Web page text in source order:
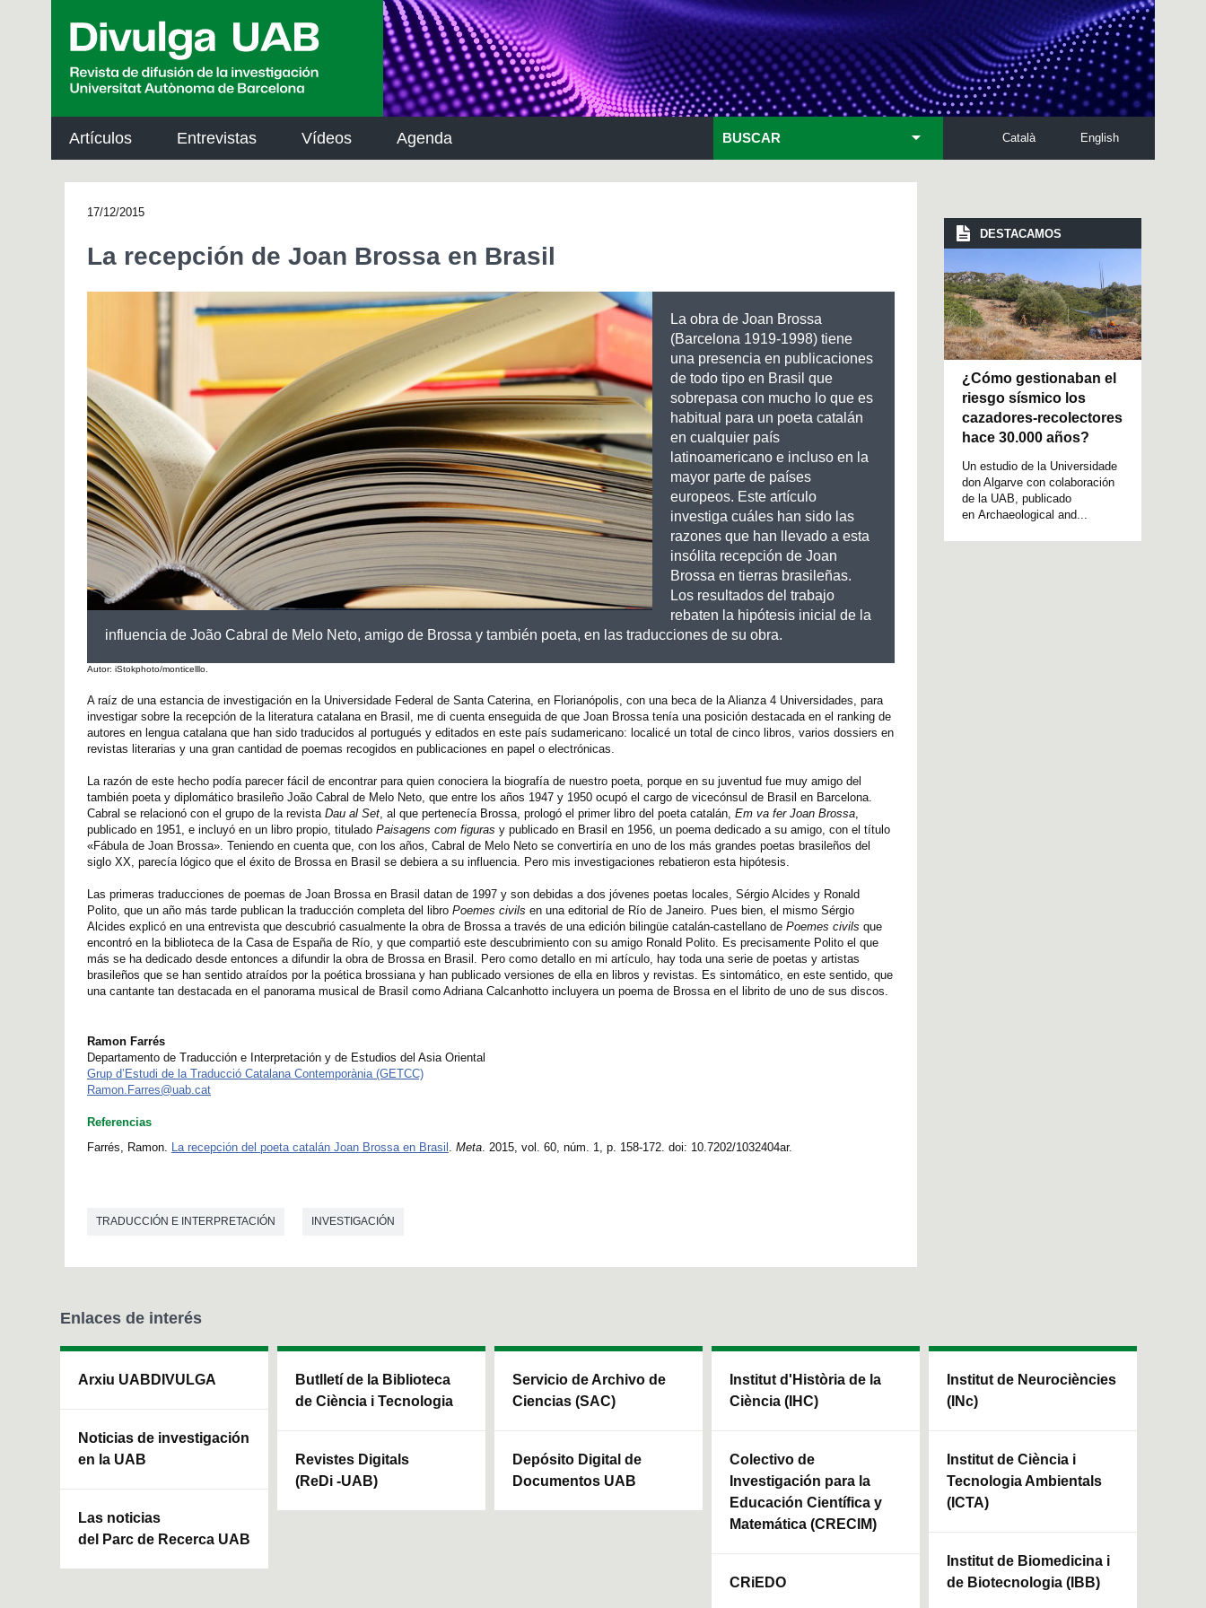
Artículos Entrevistas Vídeos Agenda English
Català
BUSCAR
17/12/2015
La recepción de Joan Brossa en Brasil
La obra de Joan Brossa
(Barcelona 1919-1998) tiene
una presencia en publicaciones
de todo tipo en Brasil que
sobrepasa con mucho lo que es
habitual para un poeta catalán
en cualquier país
latinoamericano e incluso en la
mayor parte de países
europeos. Este artículo
investiga cuáles han sido las
razones que han llevado a esta
insólita recepción de Joan
Brossa en tierras brasileñas.
Los resultados del trabajo
rebaten la hipótesis inicial de la
influencia de João Cabral de Melo Neto, amigo de Brossa y también poeta, en las traducciones de su obra.
Autor: iStokphoto/monticelllo.
A raíz de una estancia de investigación en la Universidade Federal de Santa Caterina, en Florianópolis, con una beca de la Alianza 4 Universidades, para
investigar sobre la recepción de la literatura catalana en Brasil, me di cuenta enseguida de que Joan Brossa tenía una posición destacada en el ranking de
autores en lengua catalana que han sido traducidos al portugués y editados en este país sudamericano: localicé un total de cinco libros, varios dossiers en
revistas literarias y una gran cantidad de poemas recogidos en publicaciones en papel o electrónicas.
La razón de este hecho podía parecer fácil de encontrar para quien conociera la biografía de nuestro poeta, porque en su juventud fue muy amigo del
también poeta y diplomático brasileño João Cabral de Melo Neto, que entre los años 1947 y 1950 ocupó el cargo de vicecónsul de Brasil en Barcelona.
Cabral se relacionó con el grupo de la revista Dau al Set, al que pertenecía Brossa, prologó el primer libro del poeta catalán, Em va fer Joan Brossa,
publicado en 1951, e incluyó en un libro propio, titulado Paisagens com figuras y publicado en Brasil en 1956, un poema dedicado a su amigo, con el título
«Fábula de Joan Brossa». Teniendo en cuenta que, con los años, Cabral de Melo Neto se convertiría en uno de los más grandes poetas brasileños del
siglo XX, parecía lógico que el éxito de Brossa en Brasil se debiera a su influencia. Pero mis investigaciones rebatieron esta hipótesis.
Las primeras traducciones de poemas de Joan Brossa en Brasil datan de 1997 y son debidas a dos jóvenes poetas locales, Sérgio Alcides y Ronald
Polito, que un año más tarde publican la traducción completa del libro Poemes civils en una editorial de Río de Janeiro. Pues bien, el mismo Sérgio
Alcides explicó en una entrevista que descubrió casualmente la obra de Brossa a través de una edición bilingüe catalán-castellano de Poemes civils que
encontró en la biblioteca de la Casa de España de Río, y que compartió este descubrimiento con su amigo Ronald Polito. Es precisamente Polito el que
más se ha dedicado desde entonces a difundir la obra de Brossa en Brasil. Pero como detallo en mi artículo, hay toda una serie de poetas y artistas
brasileños que se han sentido atraídos por la poética brossiana y han publicado versiones de ella en libros y revistas. Es sintomático, en este sentido, que
una cantante tan destacada en el panorama musical de Brasil como Adriana Calcanhotto incluyera un poema de Brossa en el librito de uno de sus discos.
Ramon Farrés
Departamento de Traducción e Interpretación y de Estudios del Asia Oriental
Grup d’Estudi de la Traducció Catalana Contemporània (GETCC)
Ramon.Farres@uab.cat
Referencias
Farrés, Ramon. La recepción del poeta catalán Joan Brossa en Brasil . Meta. 2015, vol. 60, núm. 1, p. 158-172. doi: 10.7202/1032404ar.
TRADUCCIÓN E INTERPRETACIÓN INVESTIGACIÓN
DESTACAMOS
¿Cómo gestionaban el
riesgo sísmico los
cazadores-recolectores
hace 30.000 años?
Un estudio de la Universidade
don Algarve con colaboración
de la UAB, publicado
en Archaeological and...
Enlaces de interés
Arxiu UABDIVULGA
Noticias de investigación
en la UAB
Las noticias
del Parc de Recerca UAB
Butlletí de la Biblioteca
de Ciència i Tecnologia
Revistes Digitals
(ReDi -UAB)
Servicio de Archivo de
Ciencias (SAC)
Depósito Digital de
Documentos UAB
Institut d'Història de la
Ciència (IHC)
Colectivo de
Investigación para la
Educación Científica y
Matemática (CRECIM)
CRiEDO
Institut de Neurociències
(INc)
Institut de Ciència i
Tecnologia Ambientals
(ICTA)
Institut de Biomedicina i
de Biotecnologia (IBB)